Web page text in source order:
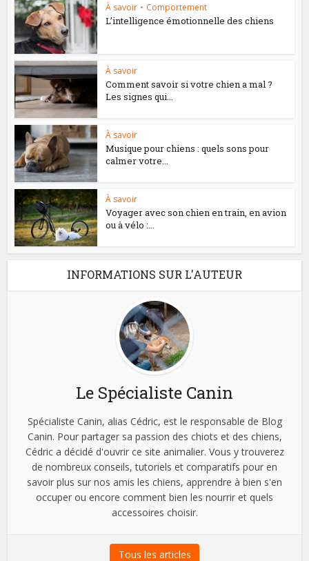
À savoir • Comportement
L’intelligence émotionnelle des chiens
À savoir
Comment savoir si votre chien a mal ?
Les signes qui...
À savoir
Musique pour chiens : quels sons pour
calmer votre...
À savoir
Voyager avec son chien en train, en avion
ou à vélo :...
INFORMATIONS SUR L'AUTEUR
Le Spécialiste Canin
Spécialiste Canin, alias Cédric, est le responsable de Blog
Canin. Pour partager sa passion des chiots et des chiens,
Cédric a décidé d'ouvrir ce site animalier. Vous y trouverez
de nombreux conseils, tutoriels et comparatifs pour en
savoir plus sur nos amis les chiens, apprendre à bien s'en
occuper ou encore comment bien les nourrir et quels
accessoires choisir.
Tous les articles